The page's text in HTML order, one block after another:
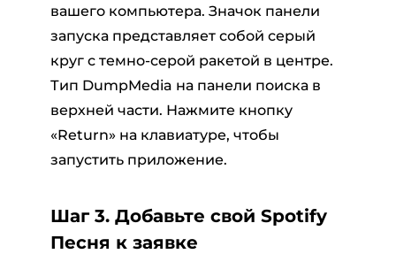
вашего компьютера. Значок панели
запуска представляет собой серый
круг с темно-серой ракетой в центре.
Тип DumpMedia на панели поиска в
верхней части. Нажмите кнопку
«Return» на клавиатуре, чтобы
запустить приложение.
Шаг 3. Добавьте свой Spotify
Песня к заявке